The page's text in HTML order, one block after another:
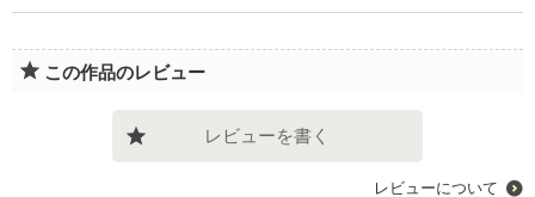
この作品のレビュー
レビューを書く
レビューについて